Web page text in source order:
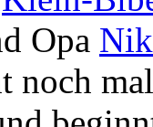
Opa
noch